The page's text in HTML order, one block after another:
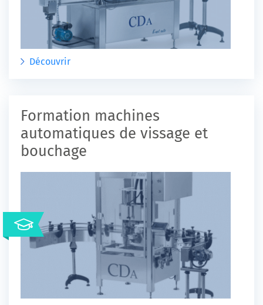
Découvrir
Formation machines
automatiques de vissage et
bouchage